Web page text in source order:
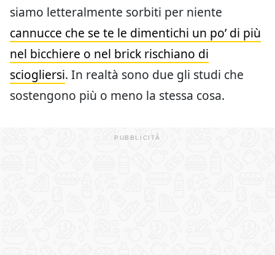
siamo letteralmente sorbiti per niente
cannucce che se te le dimentichi un po’ di più
nel bicchiere o nel brick rischiano di
sciogliersi. In realtà sono due gli studi che
sostengono più o meno la stessa cosa.